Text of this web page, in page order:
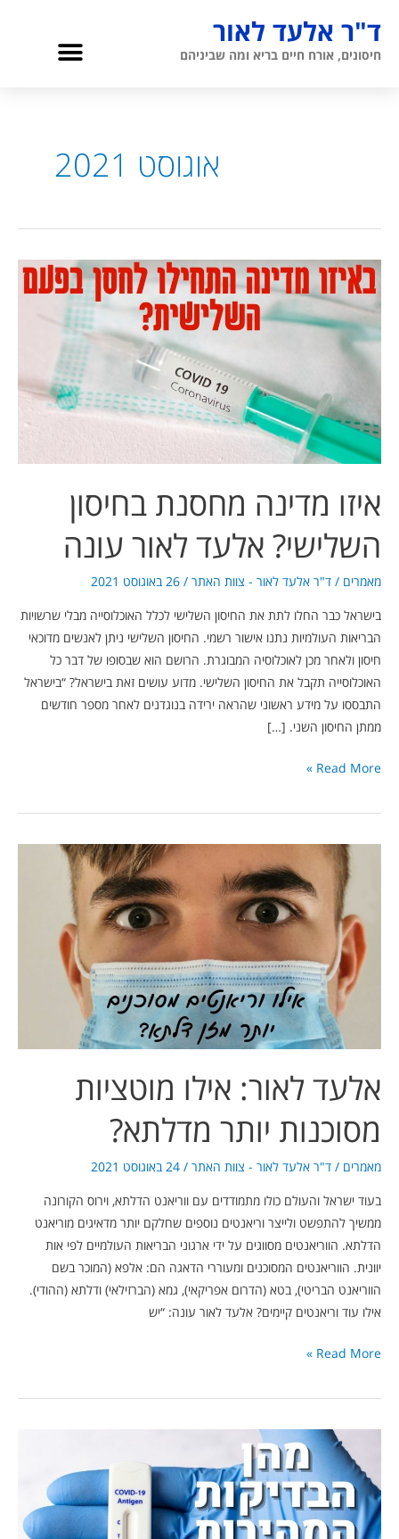
לתוכןד"ר אלעד לאור
חיסונים, אורח חיים בריא ומה שביניהם תפריט
אוגוסט 2021
איזו מדינה מחסנת בחיסון
השלישי? אלעד לאור עונה
מאמרים / ד"ר אלעד לאור - צוות האתר / 26 באוגוסט 2021
בישראל כבר החלו לתת את החיסון השלישי לכלל האוכלוסייה מבלי שרשויות
הבריאות העולמיות נתנו אישור רשמי. החיסון השלישי ניתן לאנשים מדוכאי
חיסון ולאחר מכן לאוכלוסיה המבוגרת. הרושם הוא שבסופו של דבר כל
האוכלוסייה תקבל את החיסון השלישי. מדוע עושים זאת בישראל? “בישראל
התבססו על מידע ראשוני שהראה ירידה בנוגדנים לאחר מספר חודשים
ממתן החיסון השני. […]
איזו
מדינה
מחסנת
בחיסון
השלישי?
עונה
Read More »
אלעד לאור: אילו מוטציות
מסוכנות יותר מדלתא?
מאמרים / ד"ר אלעד לאור - צוות האתר / 24 באוגוסט 2021
בעוד ישראל והעולם כולו מתמודדים עם ווריאנט הדלתא, וירוס הקורונה
ממשיך להתפשט ולייצר וריאנטים נוספים שחלקם יותר מדאיגים מוריאנט
הדלתא. הווריאנטים מסווגים על ידי ארגוני הבריאות העולמיים לפי אות
יוונית. הווריאנטים המסוכנים ומעוררי הדאגה הם: אלפא (המוכר בשם
הווריאנט הבריטי), בטא (הדרום אפריקאי), גמא (הברזילאי) ודלתא (ההודי).
אילו עוד וריאנטים קיימים? אלעד לאור עונה: “יש
מוטציות
מסוכנות
יותר
מדלתא?
Read More »
לאור:
מהן
הבדיקות
המהירות